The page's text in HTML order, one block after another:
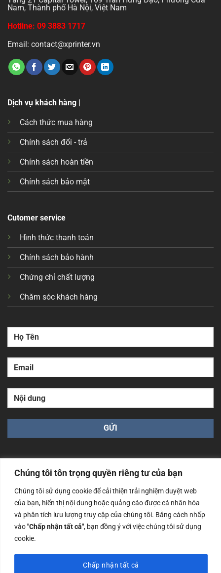
Chúng tôi tôn trọng quyền riêng tư của bạn
Chúng tôi sử dụng cookie để cải thiện trải nghiệm duyệt web
của bạn, hiển thị nội dung hoặc quảng cáo được cá nhân hóa
và phân tích lưu lượng truy cập của chúng tôi. Bằng cách nhấp
vào"Chấp nhận tất cả", bạn đồng ý với việc chúng tôi sử dụng
cookie.
Chấp nhận tất cả
Nam, Thành phố Hà Nội, Việt Nam
Hotline: 09 3883 1717
Email: contact@xprinter.vn
Dịch vụ khách hàng |
Cách thức mua hàng
Chính sách đổi - trả
Chính sách hoàn tiền
Chính sách bảo mật
Cutomer service
Hình thức thanh toán
Chính sách bảo hành
Chứng chỉ chất lượng
Chăm sóc khách hàng
Công ty TNHH Nam Bình Xương - Số ĐKKD: 0108783483
cấp ngày 14/06/2019 bởi Sở Kế Hoạch và Đầu Tư Tp. Hà
Nội
Copyrights @2023 Nam Binh Xuong. All Rights Reserved